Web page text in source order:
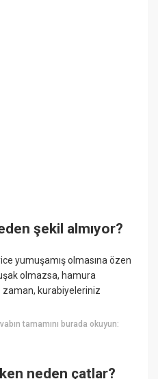
şekil almıyor?
yumuşamış olmasına özen
olmazsa, hamura
kurabiyeleriniz
tamamını burada okuyun:
neden çatlar?